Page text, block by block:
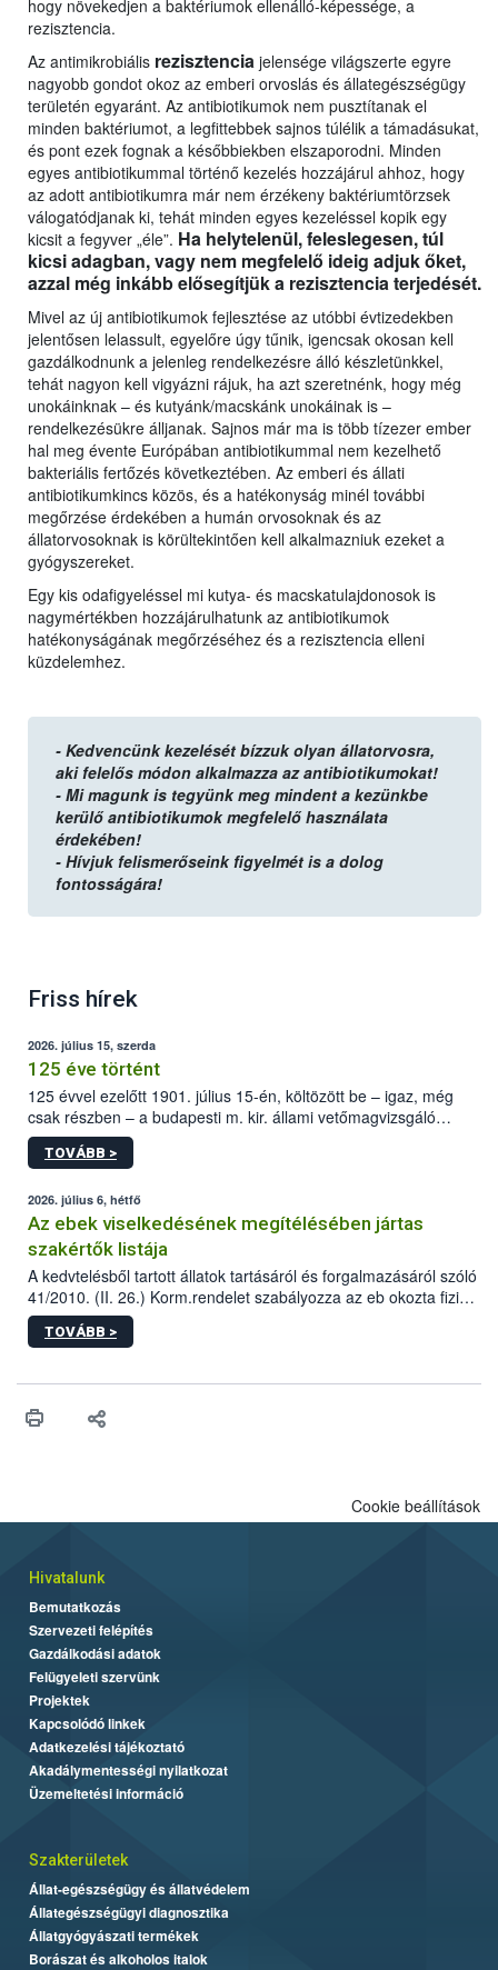
hogy növekedjen a baktériumok ellenálló-képessége, a
rezisztencia.
Az antimikrobiális rezisztencia jelensége világszerte egyre
nagyobb gondot okoz az emberi orvoslás és állategészségügy
területén egyaránt. Az antibiotikumok nem pusztítanak el
minden baktériumot, a legfittebbek sajnos túlélik a támadásukat,
és pont ezek fognak a későbbiekben elszaporodni. Minden
egyes antibiotikummal történő kezelés hozzájárul ahhoz, hogy
az adott antibiotikumra már nem érzékeny baktériumtörzsek
válogatódjanak ki, tehát minden egyes kezeléssel kopik egy
kicsit a fegyver „éle”. Ha helytelenül, feleslegesen, túl
kicsi adagban, vagy nem megfelelő ideig adjuk őket,
azzal még inkább elősegítjük a rezisztencia terjedését.
Mivel az új antibiotikumok fejlesztése az utóbbi évtizedekben
jelentősen lelassult, egyelőre úgy tűnik, igencsak okosan kell
gazdálkodnunk a jelenleg rendelkezésre álló készletünkkel,
tehát nagyon kell vigyázni rájuk, ha azt szeretnénk, hogy még
unokáinknak – és kutyánk/macskánk unokáinak is –
rendelkezésükre álljanak. Sajnos már ma is több tízezer ember
hal meg évente Európában antibiotikummal nem kezelhető
bakteriális fertőzés következtében. Az emberi és állati
antibiotikumkincs közös, és a hatékonyság minél további
megőrzése érdekében a humán orvosoknak és az
állatorvosoknak is körültekintően kell alkalmazniuk ezeket a
gyógyszereket.
Egy kis odafigyeléssel mi kutya- és macskatulajdonosok is
nagymértékben hozzájárulhatunk az antibiotikumok
hatékonyságának megőrzéséhez és a rezisztencia elleni
küzdelemhez.
- Kedvencünk kezelését bízzuk olyan állatorvosra,
aki felelős módon alkalmazza az antibiotikumokat!
- Mi magunk is tegyünk meg mindent a kezünkbe
kerülő antibiotikumok megfelelő használata
érdekében!
- Hívjuk felismerőseink figyelmét is a dolog
fontosságára!
Friss hírek
2026. július 15, szerda
125 éve történt
125 évvel ezelőtt 1901. július 15-én, költözött be – igaz, még
csak részben – a budapesti m. kir. állami vetőmagvizsgáló
állomás a Kis Rókus utca 15. szám alatti, Czigler Győző által
tervezett új épületébe.
TOVÁBB >
2026. július 6, hétfő
Az ebek viselkedésének megítélésében jártas
szakértők listája
A kedvtelésből tartott állatok tartásáról és forgalmazásáról szóló
41/2010. (II. 26.) Korm.rendelet szabályozza az eb okozta fizikai
sérülés, illetve ennek veszélye keletkezésekor felmerülő
hatósági feladatokat, valamint a veszélyes eb tartását és annak
vonni az ebek viselkedésének megítélésében jártas szakértőt.
TOVÁBB >
Cookie beállítások
Hivatalunk
Bemutatkozás
Szervezeti felépítés
Gazdálkodási adatok
Felügyeleti szervünk
Projektek
Kapcsolódó linkek
Adatkezelési tájékoztató
Akadálymentességi nyilatkozat
Üzemeltetési információ
Szakterületek
Állat-egészségügy és állatvédelem
Állategészségügyi diagnosztika
Állatgyógyászati termékek
Borászat és alkoholos italok